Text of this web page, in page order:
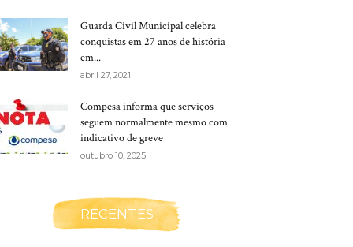
Guarda Civil Municipal celebra
conquistas em 27 anos de história
em...
abril 27, 2021
Compesa informa que serviços
seguem normalmente mesmo com
indicativo de greve
outubro 10, 2025
RECENTES